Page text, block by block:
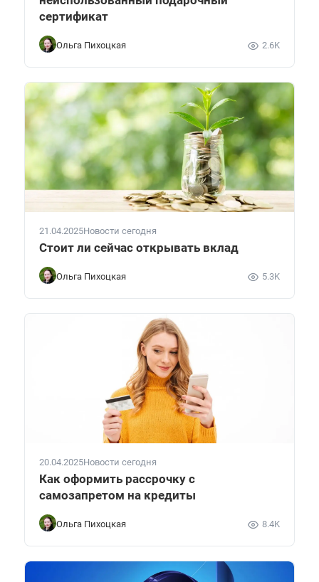
сертификат
Ольга Пихоцкая 2.6K
21.04.2025Новости сегодня
Стоит ли сейчас открывать вклад
Ольга Пихоцкая 5.3K
20.04.2025Новости сегодня
Как оформить рассрочку с
самозапретом на кредиты
Ольга Пихоцкая 8.4K